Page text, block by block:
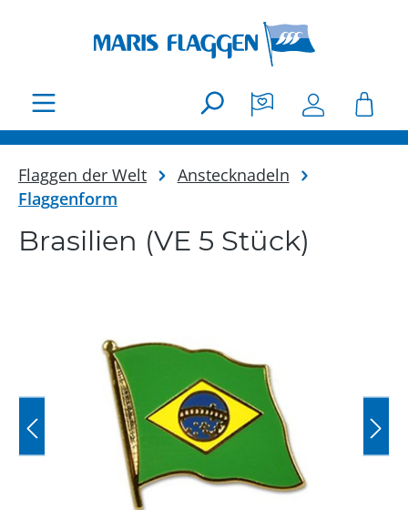
Flaggen der Welt
Anstecknadeln
Flaggenform
Brasilien (VE 5 Stück)
Bildergalerie überspringen